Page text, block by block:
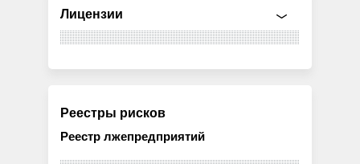
Лицензии
Реестры рисков
Реестр лжепредприятий